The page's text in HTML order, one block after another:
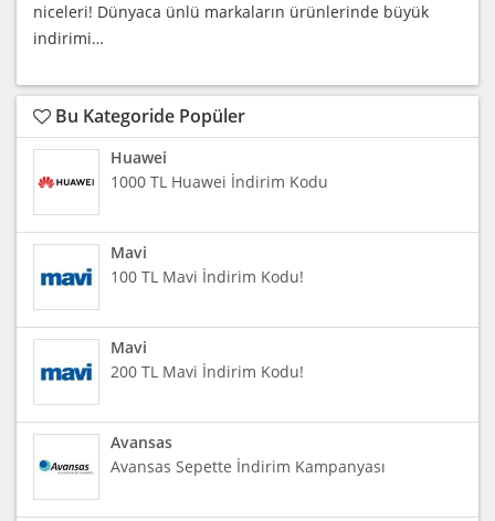
niceleri! Dünyaca ünlü markaların ürünlerinde büyük
indirimi…
Bu Kategoride Popüler
Huawei
1000 TL Huawei İndirim Kodu
Mavi
100 TL Mavi İndirim Kodu!
Mavi
200 TL Mavi İndirim Kodu!
Avansas
Avansas Sepette İndirim Kampanyası